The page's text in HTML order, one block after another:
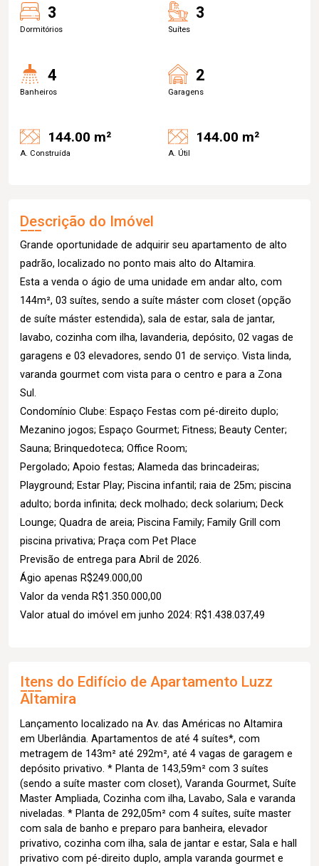
3
Dormitórios
3
Suítes
4
Banheiros
2
Garagens
144.00 m²
A. Construída
144.00 m²
A. Útil
Descrição do Imóvel
Grande oportunidade de adquirir seu apartamento de alto
padrão, localizado no ponto mais alto do Altamira.
Esta a venda o ágio de uma unidade em andar alto, com
144m², 03 suítes, sendo a suíte máster com closet (opção
de suíte máster estendida), sala de estar, sala de jantar,
lavabo, cozinha com ilha, lavanderia, depósito, 02 vagas de
garagens e 03 elevadores, sendo 01 de serviço. Vista linda,
varanda gourmet com vista para o centro e para a Zona
Sul.
Condomínio Clube: Espaço Festas com pé-direito duplo;
Mezanino jogos; Espaço Gourmet; Fitness; Beauty Center;
Sauna; Brinquedoteca; Office Room;
Pergolado; Apoio festas; Alameda das brincadeiras;
Playground; Estar Play; Piscina infantil; raia de 25m; piscina
adulto; borda infinita; deck molhado; deck solarium; Deck
Lounge; Quadra de areia; Piscina Family; Family Grill com
piscina privativa; Praça com Pet Place
Previsão de entrega para Abril de 2026.
Ágio apenas R$249.000,00
Valor da venda R$1.350.000,00
Valor atual do imóvel em junho 2024: R$1.438.037,49
Itens do Edifício de Apartamento Luzz
Altamira
Lançamento localizado na Av. das Américas no Altamira
em Uberlândia. Apartamentos de até 4 suítes*, com
metragem de 143m² até 292m², até 4 vagas de garagem e
depósito privativo. * Planta de 143,59m² com 3 suítes
(sendo a suíte master com closet), Varanda Gourmet, Suíte
Master Ampliada, Cozinha com ilha, Lavabo, Sala e varanda
niveladas. * Planta de 292,05m² com 4 suítes, suíte master
com sala de banho e preparo para banheira, elevador
privativo, cozinha com ilha, sala de jantar e estar, Sala e hall
privativo com pé-direito duplo, ampla varanda gourmet e